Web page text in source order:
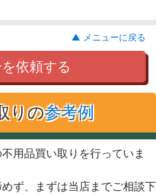
▲ メニューに戻る
依頼する
りの参考例
用品買い取りを行っていま
ず、まずは当店までご相談下